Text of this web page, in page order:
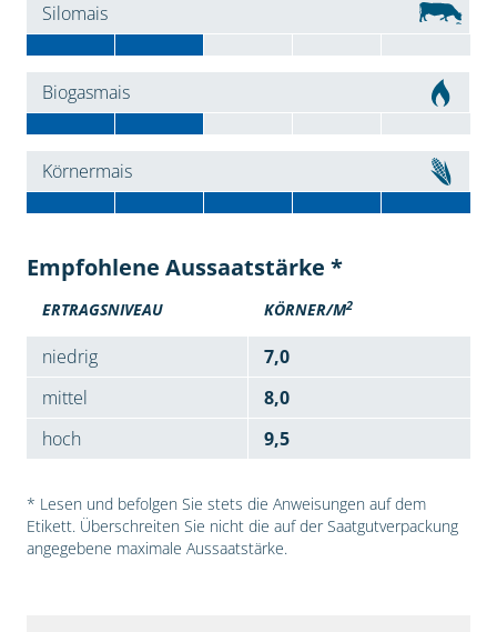
Silomais
Biogasmais
Körnermais
Empfohlene Aussaatstärke *
ERTRAGSNIVEAU KÖRNER/M2
niedrig
7,0
mittel
8,0
hoch
9,5
* Lesen und befolgen Sie stets die Anweisungen auf dem
Etikett. Überschreiten Sie nicht die auf der Saatgutverpackung
angegebene maximale Aussaatstärke.